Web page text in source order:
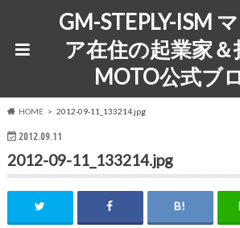
GM-STEPLY-ISM
ア在住の起業家＆
MOTO公式ブ
HOME 2012-09-11_133214.jpg
2012.09.11
2012-09-11_133214.jpg